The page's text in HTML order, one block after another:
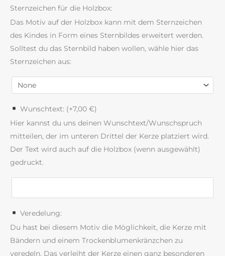
Sternzeichen für die Holzbox:
Das Motiv auf der Holzbox kann mit dem Sternzeichen
des Kindes in Form eines Sternbildes erweitert werden.
Solltest du das Sternbild haben wollen, wähle hier das
Sternzeichen aus:
Wunschtext: (+7,00 €)
Hier kannst du uns deinen Wunschtext/Wunschspruch
mitteilen, der im unteren Drittel der Kerze platziert wird.
Der Text wird auch auf die Holzbox (wenn ausgewählt)
gedruckt.
Veredelung:
Du hast bei diesem Motiv die Möglichkeit, die Kerze mit
Bändern und einem Trockenblumenkränzchen zu
veredeln. Das verleiht der Kerze einen ganz besonderen